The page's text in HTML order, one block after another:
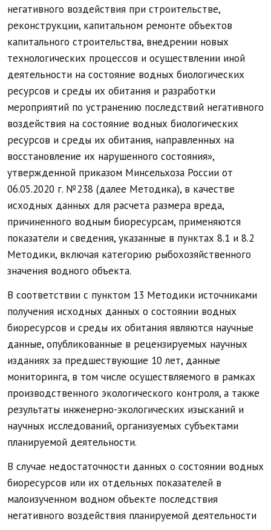
негативного воздействия при строительстве,
реконструкции, капитальном ремонте объектов
капитального строительства, внедрении новых
технологических процессов и осуществлении иной
деятельности на состояние водных биологических
ресурсов и среды их обитания и разработки
мероприятий по устранению последствий негативного
воздействия на состояние водных биологических
ресурсов и среды их обитания, направленных на
восстановление их нарушенного состояния»,
утвержденной приказом Минсельхоза России от
06.05.2020 г. №238 (далее Методика), в качестве
исходных данных для расчета размера вреда,
причиненного водным биоресурсам, применяются
показатели и сведения, указанные в пунктах 8.1 и 8.2
Методики, включая категорию рыбохозяйственного
значения водного объекта.
В соответствии с пунктом 13 Методики источниками
получения исходных данных о состоянии водных
биоресурсов и среды их обитания являются научные
данные, опубликованные в рецензируемых научных
изданиях за предшествующие 10 лет, данные
мониторинга, в том числе осуществляемого в рамках
производственного экологического контроля, а также
результаты инженерно-экологических изысканий и
научных исследований, организуемых субъектами
планируемой деятельности.
В случае недостаточности данных о состоянии водных
биоресурсов или их отдельных показателей в
малоизученном водном объекте последствия
негативного воздействия планируемой деятельности